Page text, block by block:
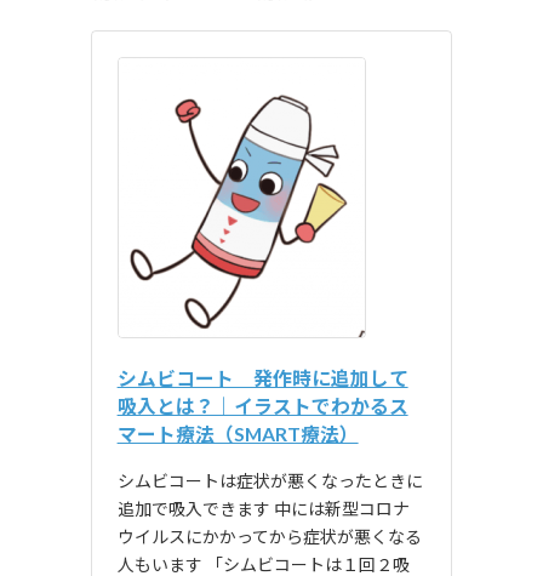
シムビコート 発作時に追加して
吸入とは？｜イラストでわかるス
マート療法（SMART療法）
シムビコートは症状が悪くなったときに
追加で吸入できます 中には新型コロナ
ウイルスにかかってから症状が悪くなる
人もいます 「シムビコートは１回２吸